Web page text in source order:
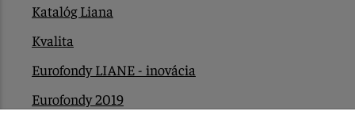
Katalóg Liana
Kvalita
Eurofondy LIANE - inovácia
Eurofondy 2019